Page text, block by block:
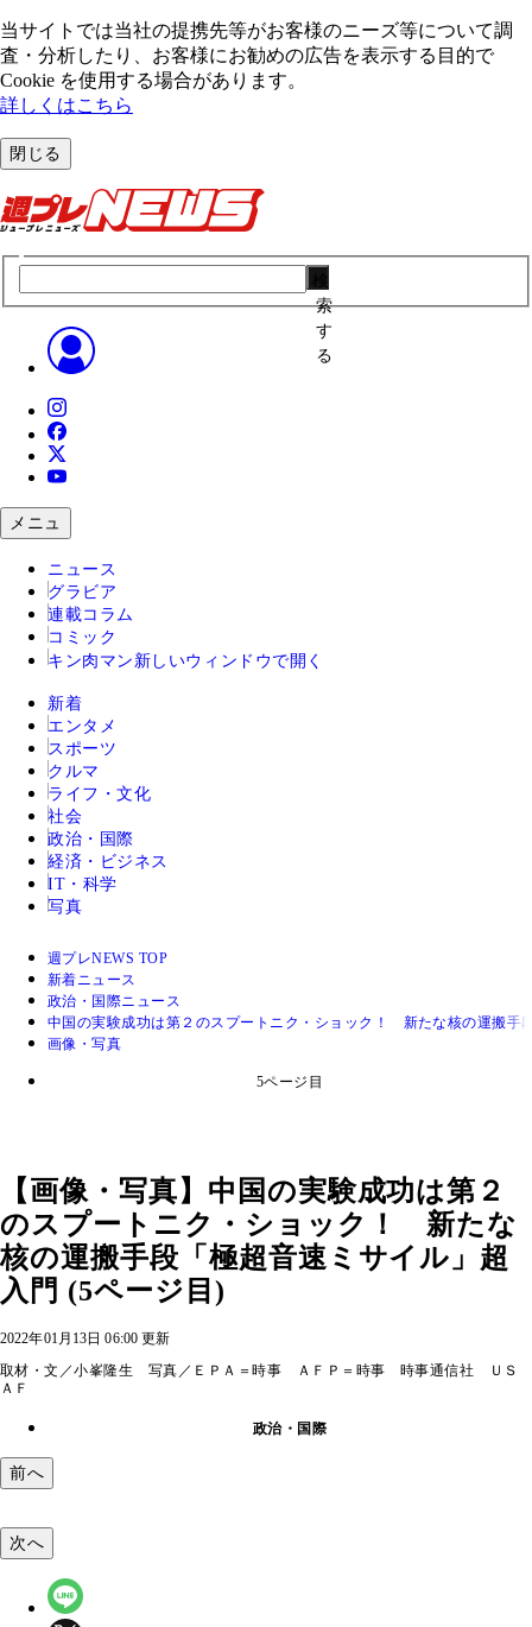
当サイトでは当社の提携先等がお客様のニーズ等について調
査・分析したり、お客様にお勧めの広告を表⽰する⽬的で
Cookie を使⽤する場合があります。
詳しくはこちら
閉じる
索
す
る
メニュ
ニュース
グラビア
連載コラム
コミック
キン肉マン 新しいウィンドウで開く
新着
エンタメ
スポーツ
クルマ
ライフ・文化
社会
政治・国際
経済・ビジネス
IT・科学
写真
週プレNEWS TOP
新着ニュース
政治・国際ニュース
中国の実験成功は第２のスプートニク・ショック！ 新たな核の運搬手
画像・写真
5ページ目
【画像・写真】中国の実験成功は第２
のスプートニク・ショック！ 新たな
核の運搬手段「極超音速ミサイル」超
入門 (5ページ目)
2022年01月13日 06:00 更新
取材・文／小峯隆生 写真／ＥＰＡ＝時事 ＡＦＰ＝時事 時事通信社 ＵＳ
ＡＦ
政治・国際
前へ
次へ